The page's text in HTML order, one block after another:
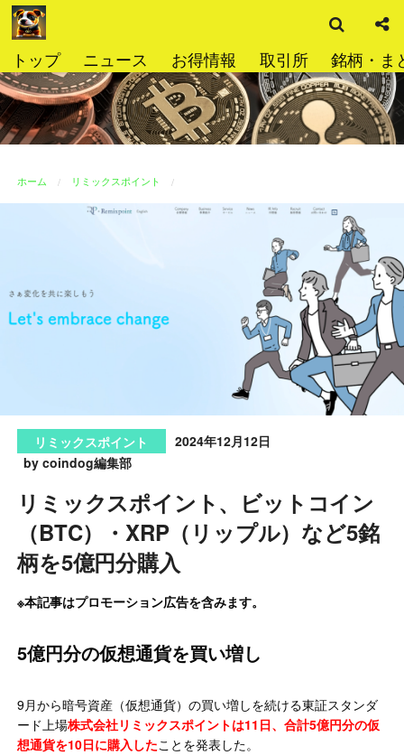
コ
ン
ン
ツ
へ
ス
プ
トップ ニュース お得情報 取引所 銘柄・ま
索
ホーム リミックスポイント
リミックスポイント
2024年12月12日
by coindog編集部
リミックスポイント、ビットコイン
（BTC）・XRP（リップル）など5銘
柄を5億円分購入
※本記事はプロモーション広告を含みます。
5億円分の仮想通貨を買い増し
9月から暗号資産（仮想通貨）の買い増しを続ける東証スタンダ
ード上場株式会社リミックスポイントは11日、合計5億円分の仮
想通貨を10日に購入したことを発表した。